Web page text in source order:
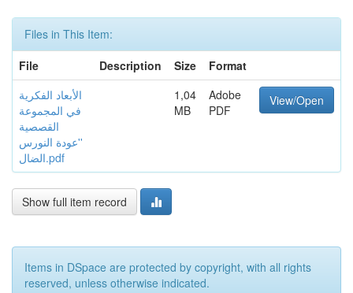
Files in This Item:
File
Description Size
Format
الأبعاد الفكرية
في المجموعة
القصصية
''عودة النورس
الضال.pdf
1,04
MB
Adobe
PDF
View/Open
Show full item record
Items in DSpace are protected by copyright, with all rights
reserved, unless otherwise indicated.